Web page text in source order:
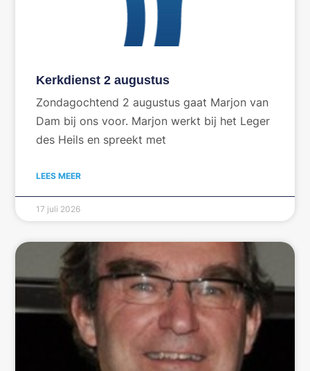
Kerkdienst 2 augustus
Zondagochtend 2 augustus gaat Marjon van
Dam bij ons voor. Marjon werkt bij het Leger
des Heils en spreekt met
LEES MEER
17 juli 2026